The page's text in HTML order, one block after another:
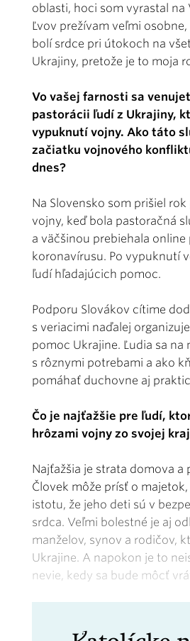
oblasti, hoci som vyrastal na
Ľvov prežívam veľmi
bolí srdce pri útokoch na
Ukrajiny, pretože je to moja
Vo vašej farnosti sa
pastorácii ľudí z Ukrajiny,
vypuknutí vojny. Ako táto
začiatku vojnového
dnes?
Na Slovensko som prišiel
vojny, keď bola pastoračná
a väčšinou prebiehala online
koronavírusu. Po vypuknutí
ľudí hľadajúcich pomoc.
Podporu Slovákov cítime
s veriacimi naďalej
pomoc Ukrajine. Ľudia sa na
s rôznymi potrebami a ako
pomáhať duchovne aj
Čo je najťažšie pre ľudí,
hrôzami vojny zo svojej
Najťažšia je strata domova a
Človek môže prísť o
istotu, že jeho deti sú v
srdca. Veľmi bolestné je aj
manželov, synov a rodičov,
Ukrajine. A napokon je to
nevie, kedy sa bude môcť